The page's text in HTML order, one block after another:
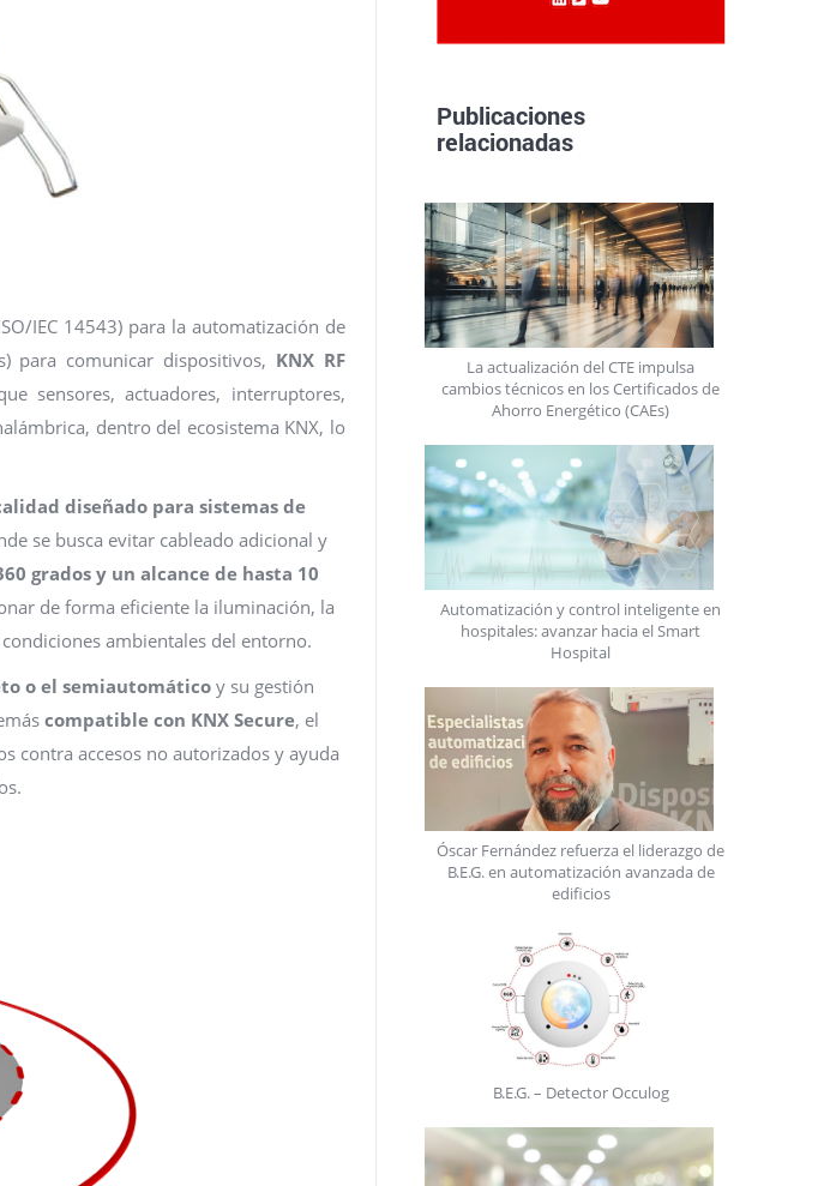
IEC 14543) para la automatización de
para comunicar dispositivos, KNX RF
sensores, actuadores, interruptores,
dentro del ecosistema KNX, lo
diseñado para sistemas de
se busca evitar cableado adicional y
grados y un alcance de hasta 10
de forma eficiente la iluminación, la
ambientales del entorno.
o el semiautomático y su gestión
compatible con KNX Secure, el
contra accesos no autorizados y ayuda
Publicaciones
relacionadas
La actualización del CTE impulsa
cambios técnicos en los Certificados de
Ahorro Energético (CAEs)
Automatización y control inteligente en
hospitales: avanzar hacia el Smart
Hospital
Óscar Fernández refuerza el liderazgo de
B.E.G. en automatización avanzada de
edificios
B.E.G. – Detector Occulog